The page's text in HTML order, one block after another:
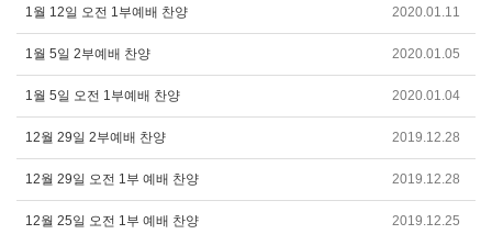
1월 12일 오전 1부예배 찬양 2020.01.11
1월 5일 2부예배 찬양 2020.01.05
1월 5일 오전 1부예배 찬양 2020.01.04
12월 29일 2부예배 찬양 2019.12.28
12월 29일 오전 1부 예배 찬양 2019.12.28
12월 25일 오전 1부 예배 찬양 2019.12.25